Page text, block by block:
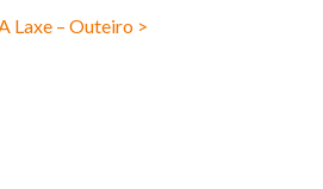
Laxe – Outeiro >